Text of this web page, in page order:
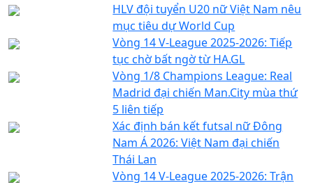
HLV đội tuyển U20 nữ Việt Nam nêu
mục tiêu dự World Cup
Vòng 14 V-League 2025-2026: Tiếp
tục chờ bất ngờ từ HA.GL
Vòng 1/8 Champions League: Real
Madrid đại chiến Man.City mùa thứ
5 liên tiếp
Xác định bán kết futsal nữ Đông
Nam Á 2026: Việt Nam đại chiến
Thái Lan
Vòng 14 V-League 2025-2026: Trận